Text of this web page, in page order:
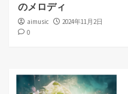
のメロディ
aimusic
2024年11月2日
0